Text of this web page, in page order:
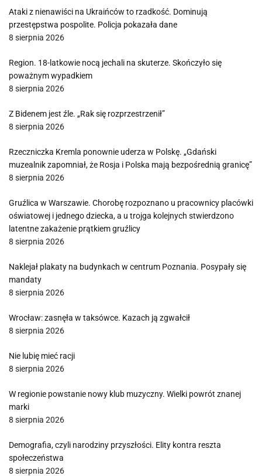
Ataki z nienawiści na Ukraińców to rzadkość. Dominują
przestępstwa pospolite. Policja pokazała dane
8 sierpnia 2026
Region. 18-latkowie nocą jechali na skuterze. Skończyło się
poważnym wypadkiem
8 sierpnia 2026
Z Bidenem jest źle. „Rak się rozprzestrzenił”
8 sierpnia 2026
Rzeczniczka Kremla ponownie uderza w Polskę. „Gdański
muzealnik zapomniał, że Rosja i Polska mają bezpośrednią granicę”
8 sierpnia 2026
Gruźlica w Warszawie. Chorobę rozpoznano u pracownicy placówki
oświatowej i jednego dziecka, a u trojga kolejnych stwierdzono
latentne zakażenie prątkiem gruźlicy
8 sierpnia 2026
Naklejał plakaty na budynkach w centrum Poznania. Posypały się
mandaty
8 sierpnia 2026
Wrocław: zasnęła w taksówce. Kazach ją zgwałcił
8 sierpnia 2026
Nie lubię mieć racji
8 sierpnia 2026
W regionie powstanie nowy klub muzyczny. Wielki powrót znanej
marki
8 sierpnia 2026
Demografia, czyli narodziny przyszłości. Elity kontra reszta
społeczeństwa
8 sierpnia 2026